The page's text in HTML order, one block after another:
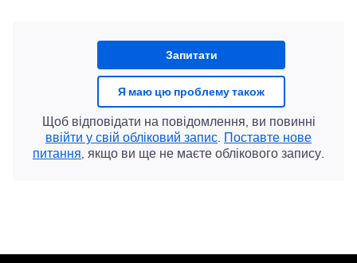
Запитати
Я маю цю проблему також
Щоб відповідати на повідомлення, ви повинні
ввійти у свій обліковий запис. Поставте нове
питання, якщо ви ще не маєте облікового запису.